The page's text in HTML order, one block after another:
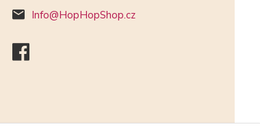
Info@HopHopShop.cz